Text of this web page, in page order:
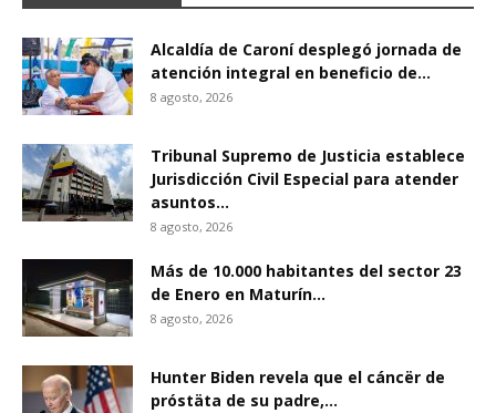
Alcaldía de Caroní desplegó jornada de
atención integral en beneficio de...
8 agosto, 2026
Tribunal Supremo de Justicia establece
Jurisdicción Civil Especial para atender
asuntos...
8 agosto, 2026
Más de 10.000 habitantes del sector 23
de Enero en Maturín...
8 agosto, 2026
Hunter Biden revela que el cáncër de
próstäta de su padre,...